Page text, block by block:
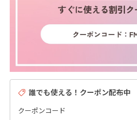
誰でも使える！クーポン配布中
クーポンコード